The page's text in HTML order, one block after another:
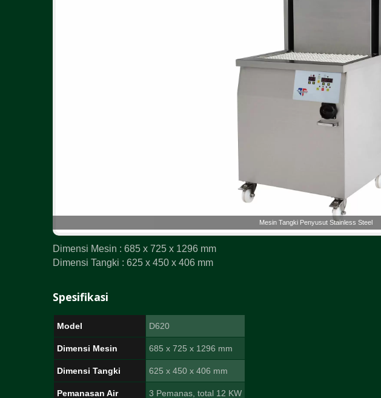
Mesin Tangki Penyusut Stainless Steel
Dimensi Mesin : 685 x 725 x 1296 mm
Dimensi Tangki : 625 x 450 x 406 mm
Spesifikasi
Model D620
Dimensi Mesin 685 x 725 x 1296 mm
Dimensi Tangki 625 x 450 x 406 mm
Pemanasan Air 3 Pemanas, total 12 KW